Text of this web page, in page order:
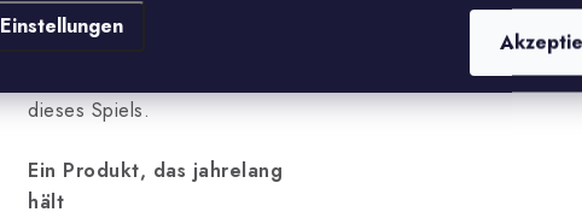
Einstellungen
Geeignet für klassische
dieses Spiels.
Ein Produkt, das jahrelang
hält